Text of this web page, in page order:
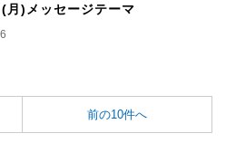
月)メッセージテーマ
前の10件へ